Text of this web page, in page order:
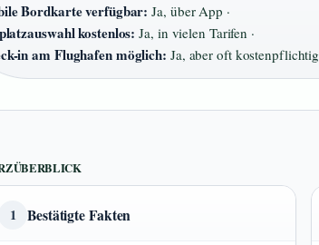
Bordkarte verfügbar: Ja, über App ·
kostenlos: Ja, in vielen Tarifen ·
in am Flughafen möglich: Ja, aber oft kostenpflichtig
1 Bestätigte Fakten